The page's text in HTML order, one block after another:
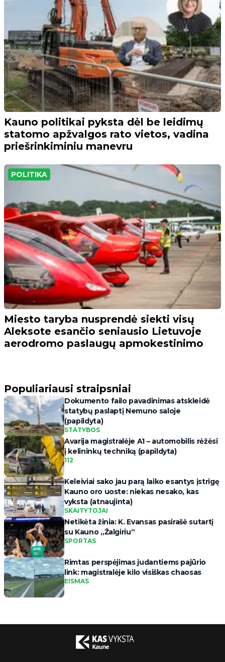
Kauno politikai pyksta dėl be leidimų
statomo apžvalgos rato vietos, vadina
priešrinkiminiu manevru
POLITIKA
Miesto taryba nusprendė siekti visų
Aleksote esančio seniausio Lietuvoje
aerodromo paslaugų apmokestinimo
Populiariausi straipsniai
Dokumento failo pavadinimas atskleidė
statybų paslaptį Nemuno saloje
(papildyta)
STATYBOS
Avarija magistralėje A1 – automobilis rėžėsi
į kelininkų techniką (papildyta)
112
Keleiviai sako jau parą laiko esantys įstrigę
Kauno oro uoste: niekas nesako, kas
vyksta (atnaujinta)
SKAITYTOJAI
Netikėta žinia: K. Evansas pasirašė sutartį
su Kauno „Žalgiriu“
SPORTAS
Rimtas perspėjimas judantiems pajūrio
link: magistralėje kilo visiškas chaosas
EISMAS